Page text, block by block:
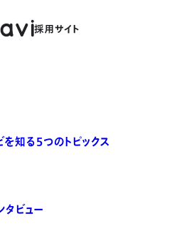
を知る5つのトピックス
タビュー